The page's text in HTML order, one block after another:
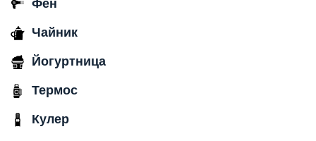
Фен
Чайник
Йогуртница
Термос
Кулер